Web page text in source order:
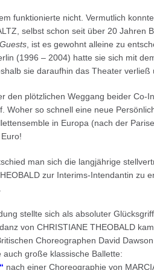
funktionierte nicht. Vermutlich
selbst schon seit über 20 Jahren
, ist es gewohnt alleine zu
(1996 – 2004) hatte sie sich mit
sie daraufhin das Theater verließ
den plötzlichen Weggang beider Co-
Woher so schnell eine neue
in Europa (nach der
man sich die langjährige
zur Interims-Intendantin zu
stellte sich als absoluter
von CHRISTIANE THEOBALD
Choreographen David
auch große klassische Ballette:
nach einer Choreographie von